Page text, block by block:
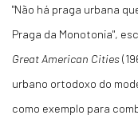
"Não há praga urbana
Praga da Monotonia",
Great American Cities
urbano ortodoxo do
como exemplo para